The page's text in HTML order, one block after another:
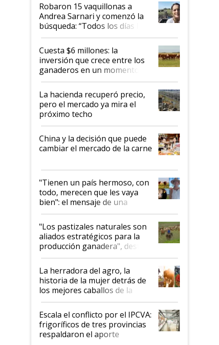
Robaron 15 vaquillonas a
Andrea Sarnari y comenzó la
búsqueda: “Todos los días le
toca a algún productor”
Cuesta $6 millones: la
inversión que crece entre los
ganaderos en un momento
histórico para la actividad
La hacienda recuperó precio,
pero el mercado ya mira el
próximo techo
China y la decisión que puede
cambiar el mercado de la carne
"Tienen un país hermoso, con
todo, merecen que les vaya
bien": el mensaje de una
ganadera uruguaya sobre las
oportunidades que se abren
para el agro en Argentina, con
foco en la carne
"Los pastizales naturales son
aliados estratégicos para la
producción ganadera", destaca
la iniciativa que ya reúne a 46
establecimientos en Argentina
La herradora del agro, la
historia de la mujer detrás de
los mejores caballos de la
Argentina y los mitos que
todavía hacen sufrir a estos
animales: "Mientras me
descalificaban, yo seguí
haciendo currículum"
Escala el conflicto por el IPCVA:
frigoríficos de tres provincias
respaldaron el aporte